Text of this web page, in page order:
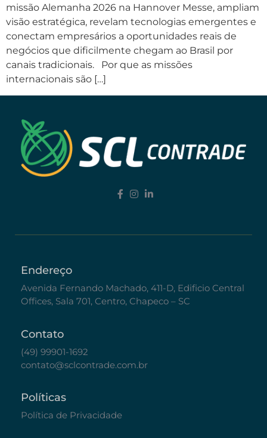
missão Alemanha 2026 na Hannover Messe, ampliam
visão estratégica, revelam tecnologias emergentes e
conectam empresários a oportunidades reais de
negócios que dificilmente chegam ao Brasil por
canais tradicionais. Por que as missões
internacionais são […]
Endereço
Avenida Fernando Machado, 411-D, Edificio Central
Offices, Sala 701, Centro, Chapeco – SC
Contato
(49) 99901-1692
contato@sclcontrade.com.br
Políticas
Política de Privacidade